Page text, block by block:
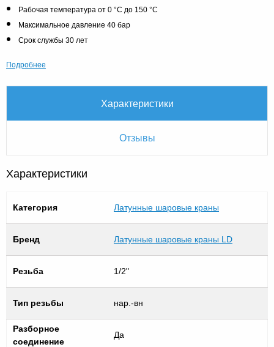
Рабочая температура от 0 °С до 150 °С
Максимальное давление 40 бар
Срок службы 30 лет
Подробнее
Характеристики
Отзывы
Характеристики
Категория Латунные шаровые краны
Бренд Латунные шаровые краны LD
Резьба 1/2"
Тип резьбы нар.-вн
Разборное
соединение
Да